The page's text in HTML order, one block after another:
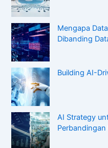
Mengapa
Dibanding
Building AI-
AI Strategy